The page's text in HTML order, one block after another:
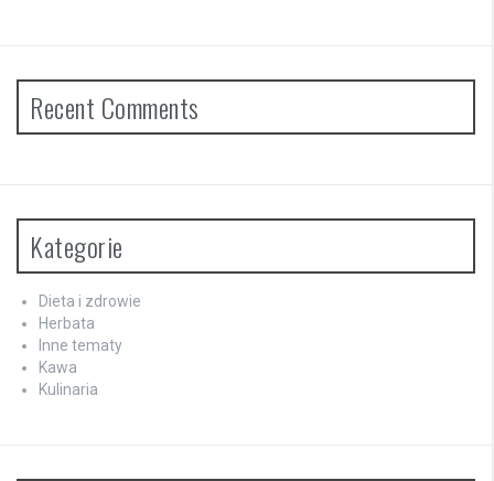
Recent Comments
Kategorie
Dieta i zdrowie
Herbata
Inne tematy
Kawa
Kulinaria